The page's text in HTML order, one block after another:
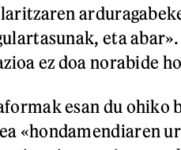
eta
ez doa norabide
esan du ohiko
«hondamendiaren